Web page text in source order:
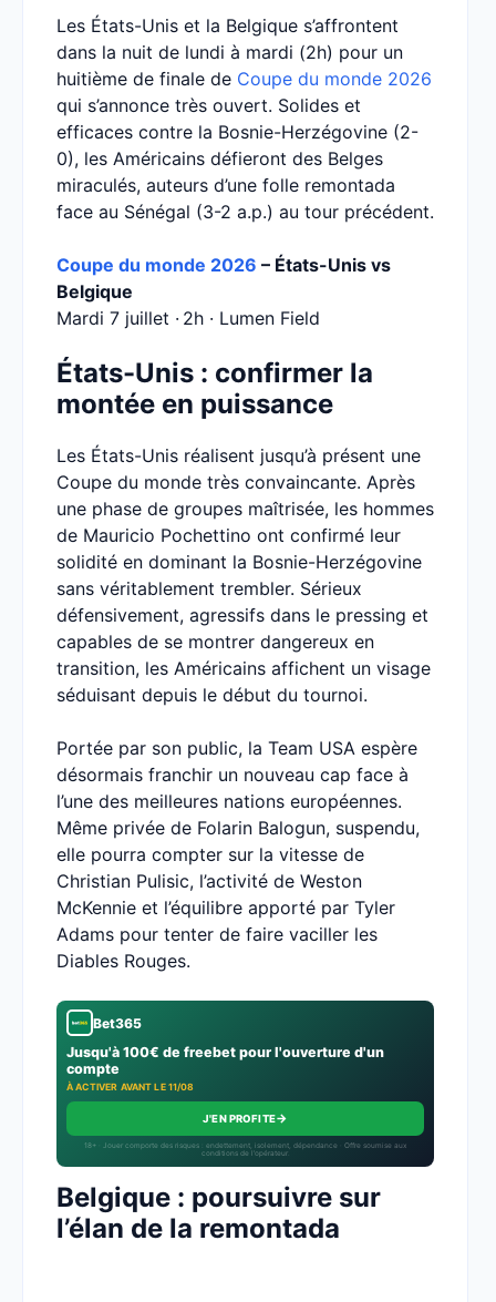
Les États-Unis et la Belgique s’affrontent
dans la nuit de lundi à mardi (2h) pour un
huitième de finale de Coupe du monde 2026
qui s’annonce très ouvert. Solides et
efficaces contre la Bosnie-Herzégovine (2-
0), les Américains défieront des Belges
miraculés, auteurs d’une folle remontada
face au Sénégal (3-2 a.p.) au tour précédent.
Coupe du monde 2026 – États-Unis vs
Belgique
Mardi 7 juillet · 2h · Lumen Field
États-Unis : confirmer la
montée en puissance
Les États-Unis réalisent jusqu’à présent une
Coupe du monde très convaincante. Après
une phase de groupes maîtrisée, les hommes
de Mauricio Pochettino ont confirmé leur
solidité en dominant la Bosnie-Herzégovine
sans véritablement trembler. Sérieux
défensivement, agressifs dans le pressing et
capables de se montrer dangereux en
transition, les Américains affichent un visage
séduisant depuis le début du tournoi.
Portée par son public, la Team USA espère
désormais franchir un nouveau cap face à
l’une des meilleures nations européennes.
Même privée de Folarin Balogun, suspendu,
elle pourra compter sur la vitesse de
Christian Pulisic, l’activité de Weston
McKennie et l’équilibre apporté par Tyler
Adams pour tenter de faire vaciller les
Diables Rouges.
Bet365
Jusqu'à 100€ de freebet pour l'ouverture d'un
compte
À ACTIVER AVANT LE 11/08
J'EN PROFITE→
18+ · Jouer comporte des risques : endettement, isolement, dépendance · Offre soumise aux
conditions de l’opérateur.
Belgique : poursuivre sur
l’élan de la remontada